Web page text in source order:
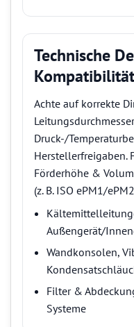
Technische
Kompatibilität
Achte auf korrekte
Druck-/
Herstellerfreigaben.
Förderhöhe &
(z. B. ISO ePM1/
Außengerät/
Wandkonsolen,
Filter &
Systeme